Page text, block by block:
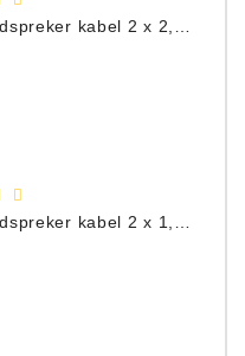
C276 Luidspreker kabel 2 x 2,50 mm² (per meter)